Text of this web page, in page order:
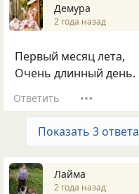
Демура
2 года назад
Первый месяц лета,
Очень длинный день.
Ответить
Показать 3 ответа
Лайма
2 года назад